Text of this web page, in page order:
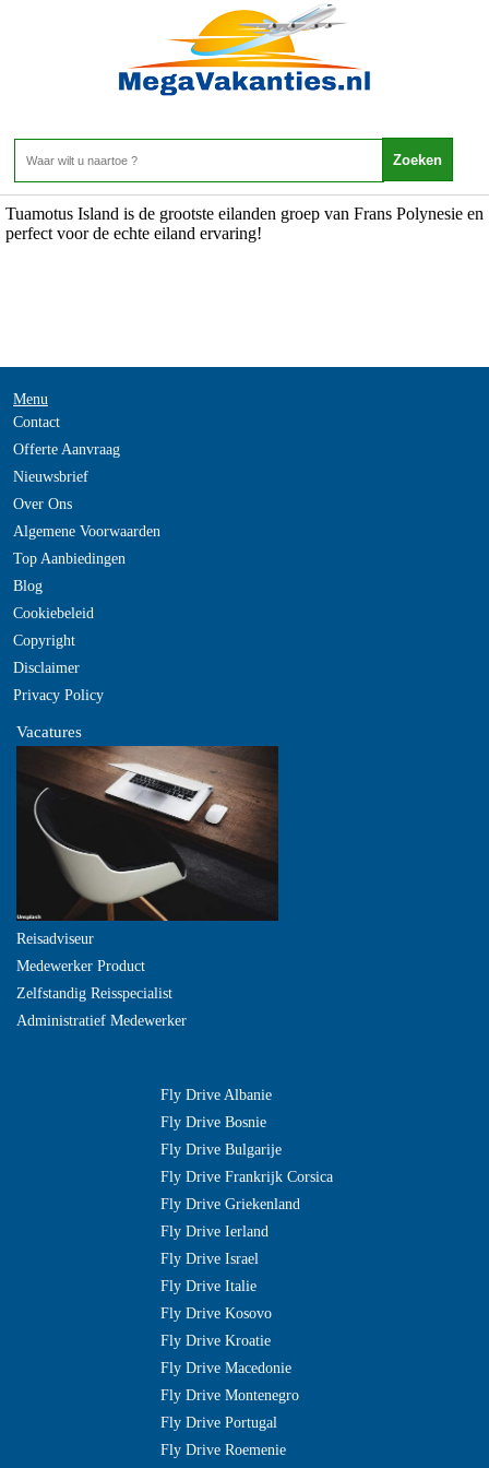
Home>
Tuamotus Island is de grootste eilanden groep van Frans Polynesie en
perfect voor de echte eiland ervaring!
Menu
Contact
Offerte Aanvraag
Nieuwsbrief
Over Ons
Algemene Voorwaarden
Top Aanbiedingen
Blog
Cookiebeleid
Copyright
Disclaimer
Privacy Policy
Vacatures
Reisadviseur
Medewerker Product
Zelfstandig Reisspecialist
Administratief Medewerker
Fly Drive Albanie
Fly Drive Bosnie
Fly Drive Bulgarije
Fly Drive Frankrijk Corsica
Fly Drive Griekenland
Fly Drive Ierland
Fly Drive Israel
Fly Drive Italie
Fly Drive Kosovo
Fly Drive Kroatie
Fly Drive Macedonie
Fly Drive Montenegro
Fly Drive Portugal
Fly Drive Roemenie